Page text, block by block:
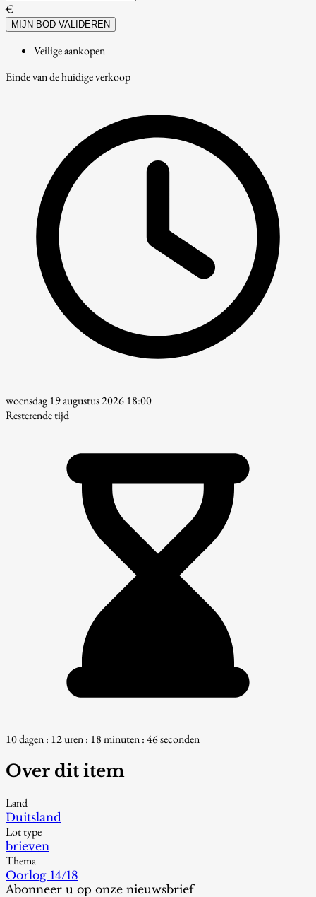
€
MIJN BOD VALIDEREN
Veilige aankopen
Einde van de huidige verkoop
woensdag 19 augustus 2026 18:00
Resterende tijd
10 dagen : 12 uren : 18 minuten : 44 seconden
Over dit item
Land
Duitsland
Lot type
brieven
Thema
Oorlog 14/18
Abonneer u op onze nieuwsbrief